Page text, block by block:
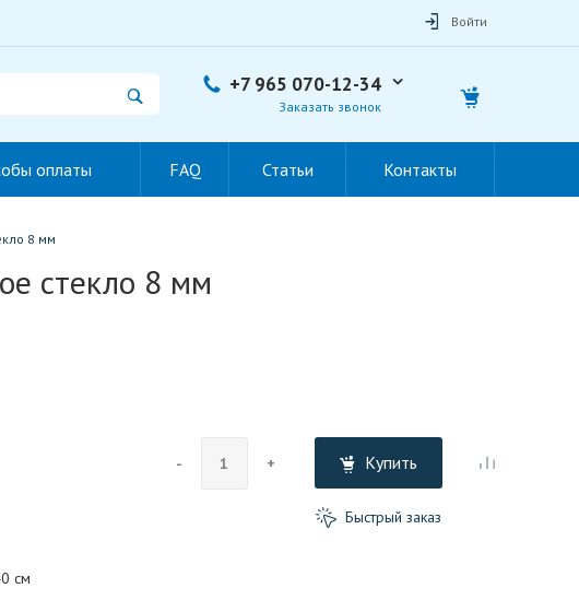
Войти
+7 965 070-12-34
Заказать звонок
оплаты FAQ Статьи Контакты
8 мм
стекло 8 мм
- + Купить
Быстрый заказ
см